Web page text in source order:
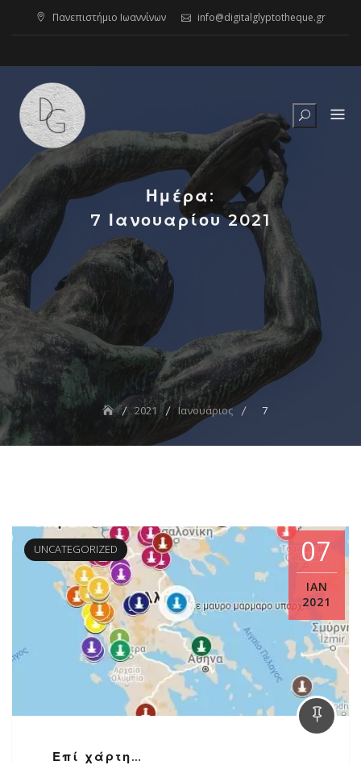
Πανεπιστήμιο Ιωαννίνων info@digitalglyptotheque.gr
Ημέρα:
7 Ιανουαρίου 2021
2021 Ιανουάριος 7
UNCATEGORIZED 07
ΙΑΝ
2021
Επί χάρτη…